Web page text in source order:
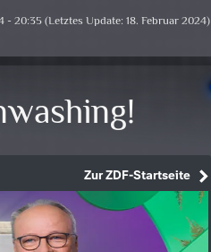
- 20:35 (Letztes Update: 18. Februar 2024)